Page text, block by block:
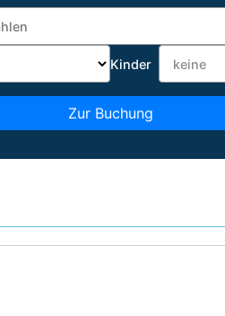
Kinder
Zur Buchung